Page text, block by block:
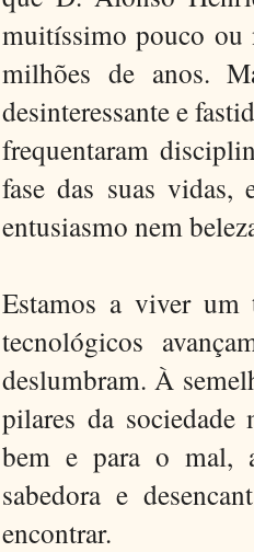
muitíssimo pouco ou
milhões de anos.
desinteressante e
frequentaram
fase das suas
entusiasmo nem
Estamos a viver um
tecnológicos
deslumbram. À
pilares da sociedade
bem e para o mal,
sabedora e
encontrar.